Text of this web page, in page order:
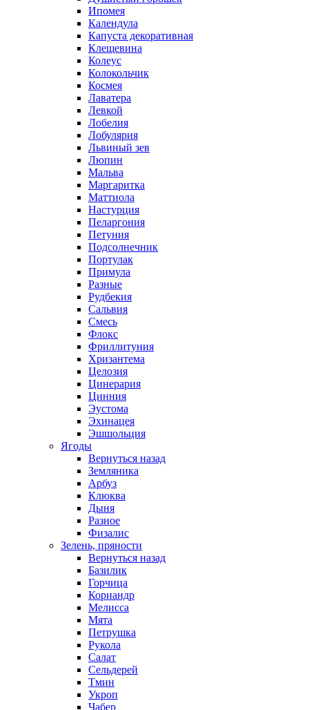
Ипомея
Календула
Капуста декоративная
Клещевина
Колеус
Колокольчик
Космея
Лаватера
Левкой
Лобелия
Лобулярия
Львиный зев
Люпин
Мальва
Маргаритка
Маттиола
Настурция
Пеларгония
Петуния
Подсолнечник
Портулак
Примула
Разные
Рудбекия
Сальвия
Смесь
Флокс
Фриллитуния
Хризантема
Целозия
Цинерария
Цинния
Эустома
Эхинацея
Эшшольция
Ягоды
Вернуться назад
Земляника
Арбуз
Клюква
Дыня
Разное
Физалис
Зелень, пряности
Вернуться назад
Базилик
Горчица
Кориандр
Мелисса
Мята
Петрушка
Рукола
Салат
Сельдерей
Тмин
Укроп
Чабер